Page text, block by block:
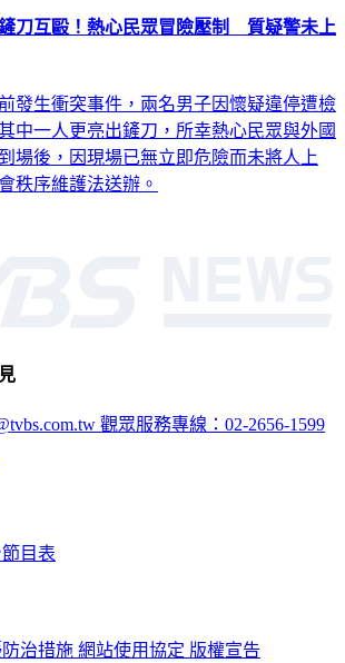
刀互毆！熱心民眾冒險壓制 質疑警未上
發生衝突事件，兩名男子因懷疑違停遭檢
中一人更亮出鏟刀，所幸熱心民眾與外國
場後，因現場已無立即危險而未將人上
秩序維護法送辦。
觀眾服務專線：02-2656-1599
目表
治措施 網站使用協定 版權宣告